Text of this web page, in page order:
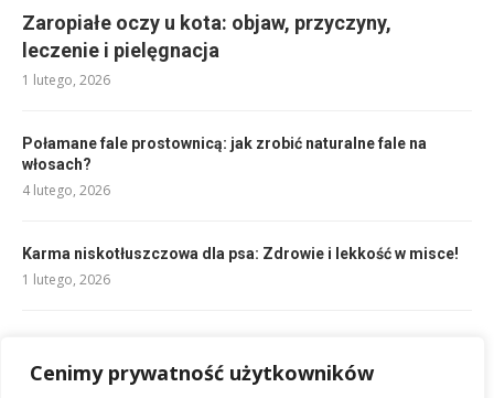
Cenimy prywatność użytkowników
Zaropiałe oczy u kota: objaw, przyczyny,
leczenie i pielęgnacja
1 lutego, 2026
Połamane fale prostownicą: jak zrobić naturalne fale na
włosach?
4 lutego, 2026
Karma niskotłuszczowa dla psa: Zdrowie i lekkość w misce!
1 lutego, 2026
1 lutego, 2026